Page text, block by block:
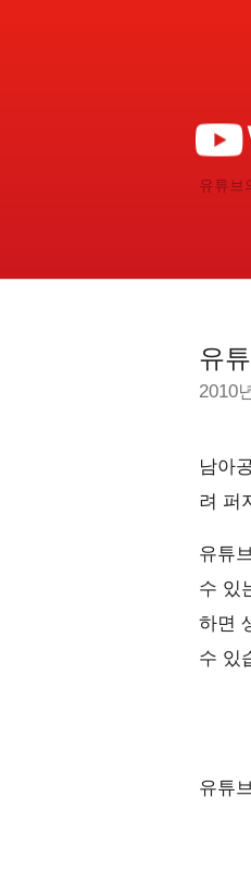
유튜브
유
2010
남아
려 퍼
유튜
수 있
하면
수 있
유튜